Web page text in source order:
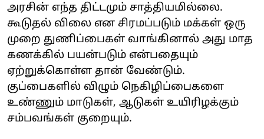
அரசின் எந்த திட்டமும் சாத்தியமில்லை.
கூடுதல் விலை என சிரமப்படும் மக்கள் ஒரு
முறை துணிப்பைகள் வாங்கினால் அது மாத
கணக்கில் பயன்படும் என்பதையும்
ஏற்றுக்கொள்ள தான் வேண்டும்.
குப்பைகளில் விழும் நெகிழிப்பைகளை
உண்ணும் மாடுகள், ஆடுகள் உயிரிழக்கும்
சம்பவங்கள் குறையும்.